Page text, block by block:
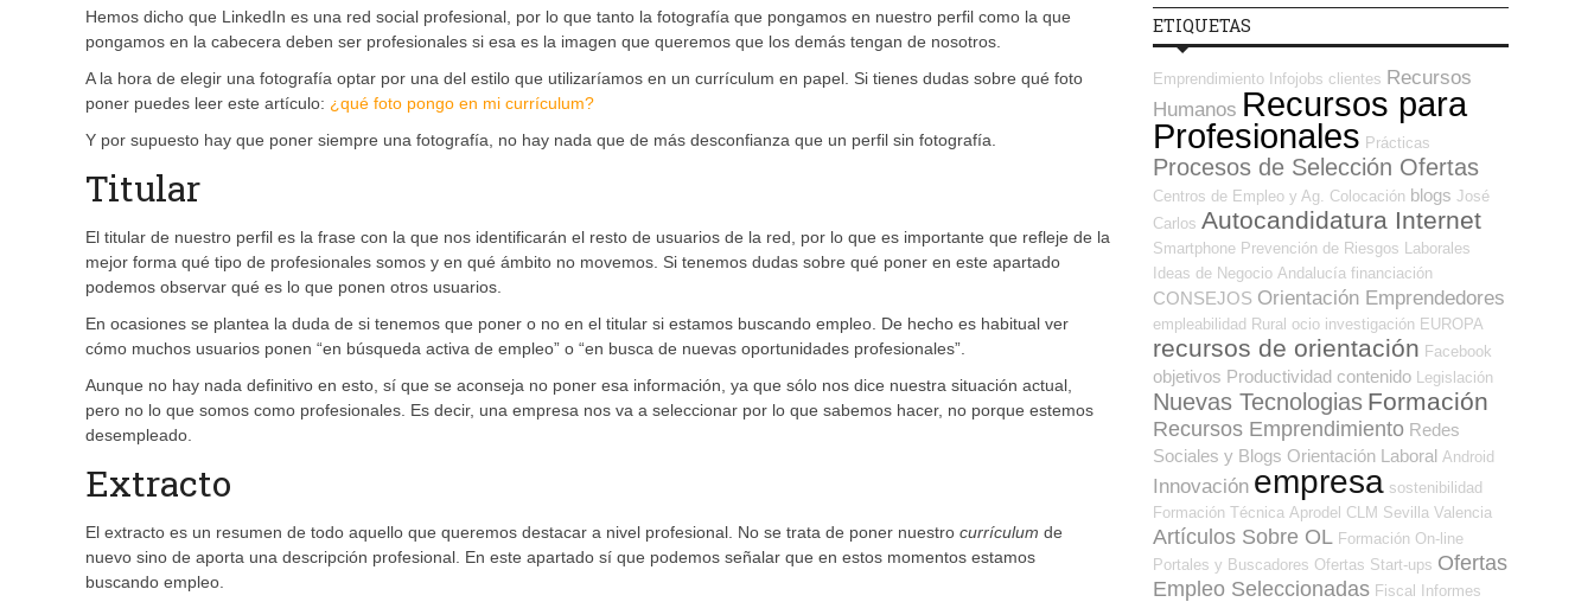
Hemos dicho que LinkedIn es una red social profesional, por lo que tanto la fotografía que pongamos en nuestro perfil como la que
pongamos en la cabecera deben ser profesionales si esa es la imagen que queremos que los demás tengan de nosotros.
A la hora de elegir una fotografía optar por una del estilo que utilizaríamos en un currículum en papel. Si tienes dudas sobre qué foto
poner puedes leer este artículo: ¿qué foto pongo en mi currículum?
Y por supuesto hay que poner siempre una fotografía, no hay nada que de más desconfianza que un perfil sin fotografía.
Titular
El titular de nuestro perfil es la frase con la que nos identificarán el resto de usuarios de la red, por lo que es importante que refleje de la
mejor forma qué tipo de profesionales somos y en qué ámbito no movemos. Si tenemos dudas sobre qué poner en este apartado
podemos observar qué es lo que ponen otros usuarios.
En ocasiones se plantea la duda de si tenemos que poner o no en el titular si estamos buscando empleo. De hecho es habitual ver
cómo muchos usuarios ponen “en búsqueda activa de empleo” o “en busca de nuevas oportunidades profesionales”.
Aunque no hay nada definitivo en esto, sí que se aconseja no poner esa información, ya que sólo nos dice nuestra situación actual,
pero no lo que somos como profesionales. Es decir, una empresa nos va a seleccionar por lo que sabemos hacer, no porque estemos
desempleado.
Extracto
El extracto es un resumen de todo aquello que queremos destacar a nivel profesional. No se trata de poner nuestro currículum de
nuevo sino de aporta una descripción profesional. En este apartado sí que podemos señalar que en estos momentos estamos
buscando empleo.
ETIQUETAS
Emprendimiento Infojobs clientes Recursos
Humanos Recursos para
Profesionales Prácticas
Procesos de Selección Ofertas
Centros de Empleo y Ag. Colocación blogs José
Carlos Autocandidatura Internet
Smartphone Prevención de Riesgos Laborales
Ideas de Negocio Andalucía financiación
CONSEJOS Orientación Emprendedores
empleabilidad Rural ocio investigación EUROPA
recursos de orientación Facebook
objetivos Productividad contenido Legislación
Nuevas Tecnologias Formación
Recursos Emprendimiento Redes
Sociales y Blogs Orientación Laboral Android
Innovación empresa sostenibilidad
Formación Técnica Aprodel CLM Sevilla Valencia
Artículos Sobre OL Formación On-line
Portales y Buscadores Ofertas Start-ups Ofertas
Empleo Seleccionadas Fiscal
Informes